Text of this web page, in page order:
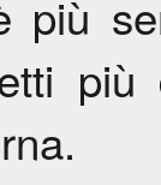
più
più